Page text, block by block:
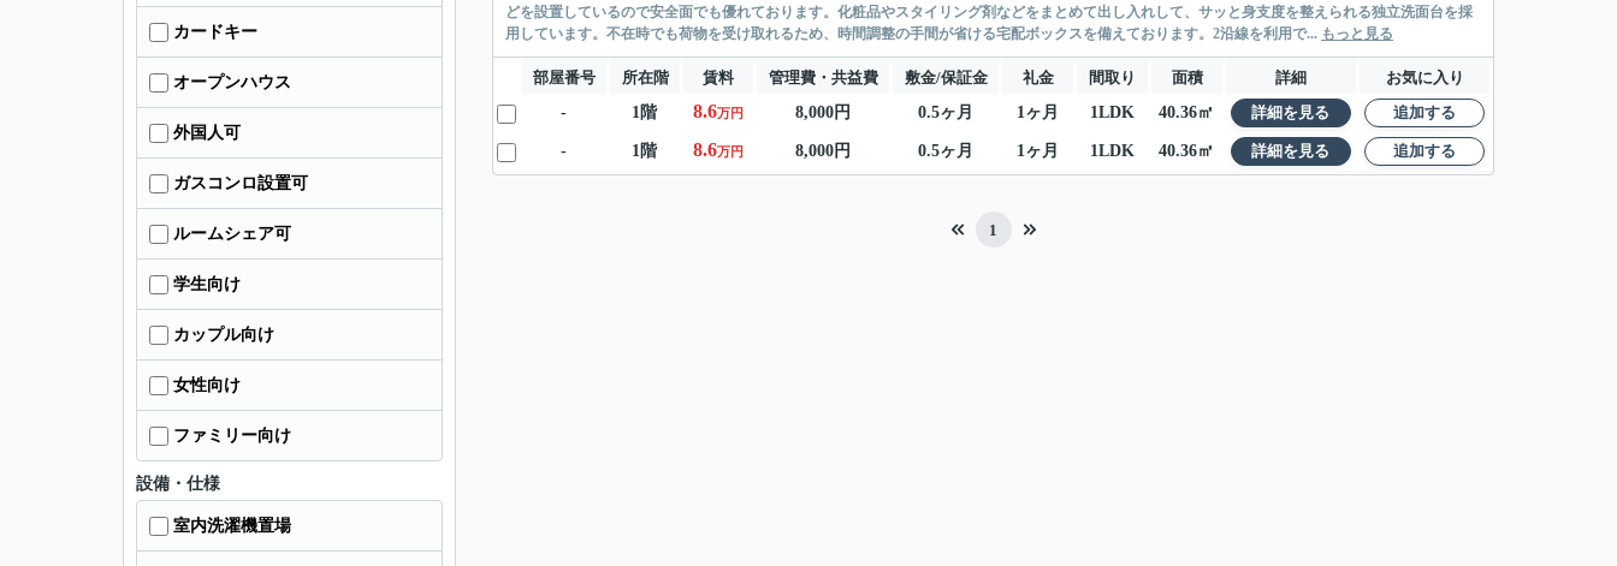
どを設置しているので安全面でも優れております。化粧品やスタイリング剤などをまとめて出し入れして、サッと身支度を整えられる独立洗面台を採
用しています。不在時でも荷物を受け取れるため、時間調整の手間が省ける宅配ボックスを備えております。2沿線を利用で... もっと見る
部屋番号 所在階 賃料 管理費・共益費 敷金/保証金 礼金 間取り 面積 詳細
お気に入り
-
1階 8.6万円 8,000円 0.5ヶ月 1ヶ月 1LDK 40.36㎡ 詳細を見る 追加する
- 1階 8.6万円 8,000円 0.5ヶ月 1ヶ月 1LDK 40.36㎡ 詳細を見る 追加する
1
カードキー
オープンハウス
外国人可
ガスコンロ設置可
ルームシェア可
学生向け
カップル向け
女性向け
ファミリー向け
設備・仕様
室内洗濯機置場